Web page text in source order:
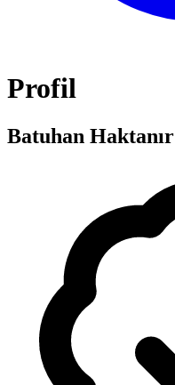
Profil
Batuhan Haktanır